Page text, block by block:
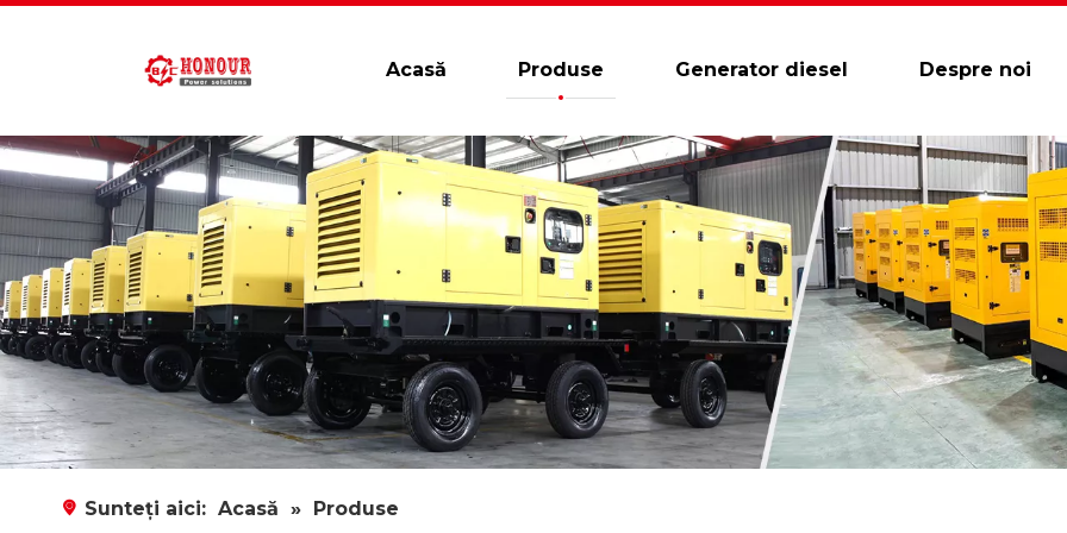
Acasă Produse Generator diesel Despre noi
Sunteți aici: Acasă » Produse